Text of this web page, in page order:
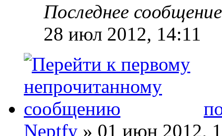
Последнее
28 июл 2012, 14:11
Neptfy » 01 июн 2012,